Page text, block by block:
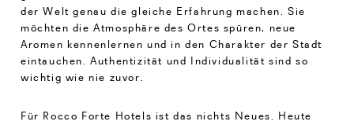
der Welt genau die gleiche Erfahrung machen. Sie
möchten die Atmosphäre des Ortes spüren, neue
Aromen kennenlernen und in den Charakter der Stadt
eintauchen. Authentizität und Individualität sind so
wichtig wie nie zuvor.
Für Rocco Forte Hotels ist das nichts Neues. Heute